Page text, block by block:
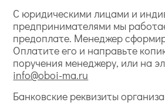
С юридическими лицами и
предпринимателями мы
предоплате. Менеджер
Оплатите его и направьте
поручения менеджеру, или на
info@oboi-ma.ru
Банковские реквизиты